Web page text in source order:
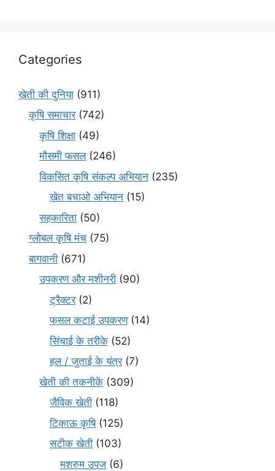
Categories
खेती की दुनिया (911)
कृषि समाचार(742)
कृषि शिक्षा (49)
मौसमी फसल(246)
विकसित कृषि संकल्प अभियान (235)
खेत बचाओ अभियान (15)
सहकारिता (50)
ग्लोबल कृषि मंच (75)
बागवानी (671)
उपकरण और मशीनरी (90)
ट्रैक्टर(2)
फसल कटाई उपकरण(14)
सिंचाई के तरीके (52)
हल / जुताई के यंत्र(7)
खेती की तकनीकें (309)
जैविक खेती (118)
टिकाऊ कृषि(125)
सटीक खेती (103)
मशरुम उपज (6)